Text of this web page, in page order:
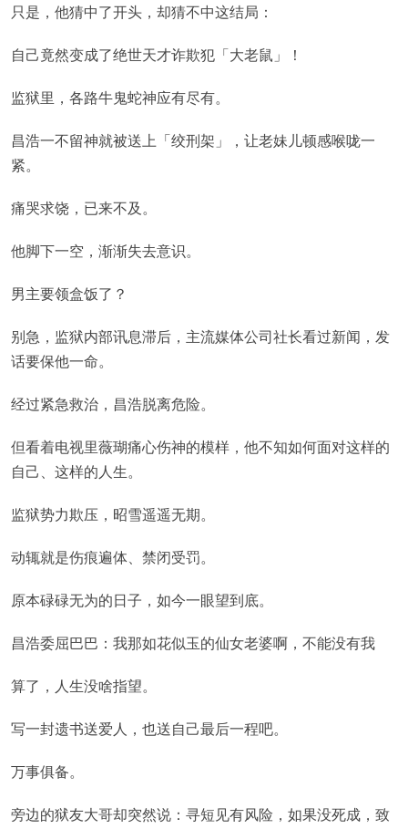
只是，他猜中了开头，却猜不中这结局：
自己竟然变成了绝世天才诈欺犯「大老鼠」！
监狱里，各路牛鬼蛇神应有尽有。
昌浩一不留神就被送上「绞刑架」，让老妹儿顿感喉咙一
紧。
痛哭求饶，已来不及。
他脚下一空，渐渐失去意识。
男主要领盒饭了？
别急，监狱内部讯息滞后，主流媒体公司社长看过新闻，发
话要保他一命。
经过紧急救治，昌浩脱离危险。
但看着电视里薇瑚痛心伤神的模样，他不知如何面对这样的
自己、这样的人生。
监狱势力欺压，昭雪遥遥无期。
动辄就是伤痕遍体、禁闭受罚。
原本碌碌无为的日子，如今一眼望到底。
昌浩委屈巴巴：我那如花似玉的仙女老婆啊，不能没有我
算了，人生没啥指望。
写一封遗书送爱人，也送自己最后一程吧。
万事俱备。
旁边的狱友大哥却突然说：寻短见有风险，如果没死成，致